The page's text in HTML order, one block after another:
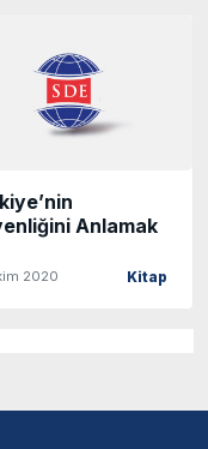
Anlamak
2020 Kitap